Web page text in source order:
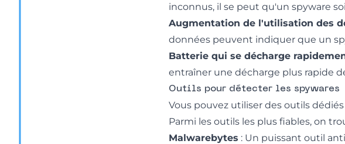
inconnus, il se peut qu'un spyware
Augmentation de l'utilisation des
données peuvent indiquer que un
Batterie qui se décharge
entraîner une décharge plus rapide
Outils pour détecter les spywares
Vous pouvez utiliser des outils
Parmi les outils les plus fiables, on
Malwarebytes : Un puissant outil